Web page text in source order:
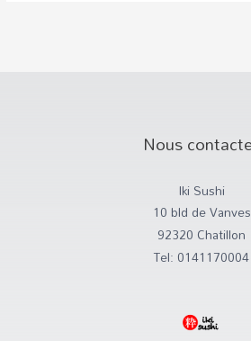
Nous
Iki Sushi
10 bld de Vanves
92320 Chatillon
Tel: 0141170004